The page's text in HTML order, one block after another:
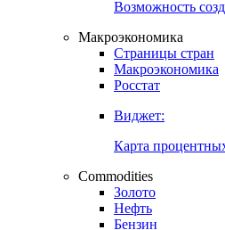
Ставки
Создать индекс
Возможность
Страницы стран
Росстат
Виджет:
Карта процентных